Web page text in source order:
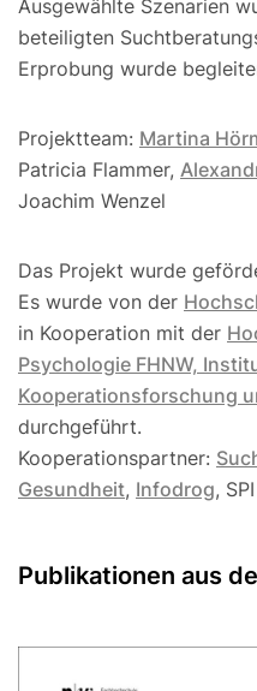
Ausgewählte Szenarien
beteiligten
Erprobung wurde
Projektteam: Martina
Patricia Flammer,
Joachim Wenzel
Das Projekt wurde
Es wurde von der
in Kooperation mit der
Psychologie FHNW,
Kooperationsforschung
durchgeführt.
Kooperationspartner:
Gesundheit, Infodrog,
Publikationen aus